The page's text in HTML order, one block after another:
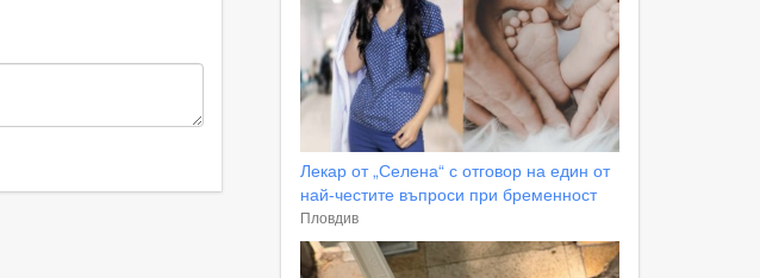
Лекар от „Селена“ с отговор на един от
най-честите въпроси при бременност
Пловдив